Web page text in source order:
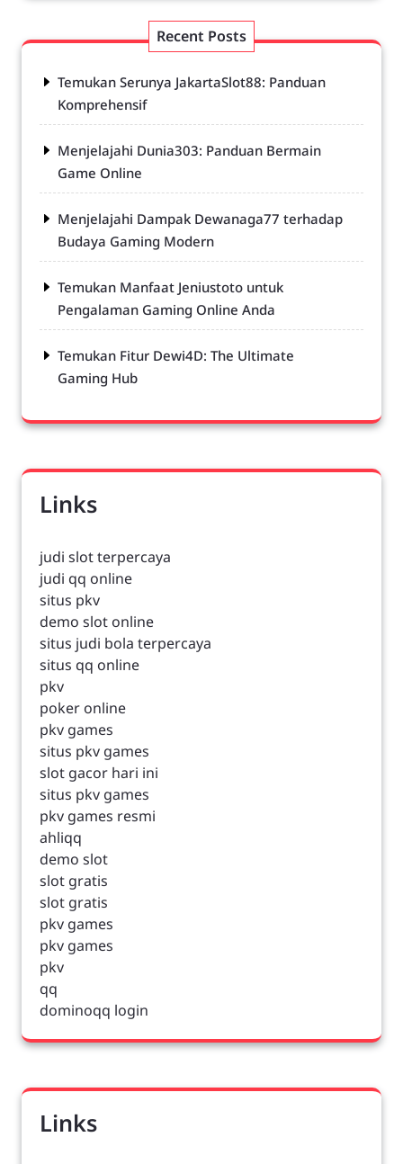
Recent Posts
Temukan Serunya JakartaSlot88: Panduan
Komprehensif
Menjelajahi Dunia303: Panduan Bermain
Game Online
Menjelajahi Dampak Dewanaga77 terhadap
Budaya Gaming Modern
Temukan Manfaat Jeniustoto untuk
Pengalaman Gaming Online Anda
Temukan Fitur Dewi4D: The Ultimate
Gaming Hub
Links
judi slot terpercaya
judi qq online
situs pkv
demo slot online
situs judi bola terpercaya
situs qq online
pkv
poker online
pkv games
situs pkv games
slot gacor hari ini
situs pkv games
pkv games resmi
ahliqq
demo slot
slot gratis
slot gratis
pkv games
pkv games
pkv
qq
dominoqq login
Links